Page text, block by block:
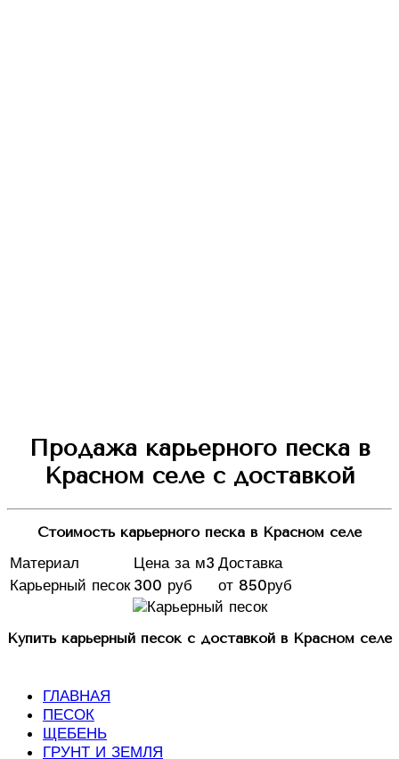
Продажа карьерного песка в
Красном селе с доставкой
Стоимость карьерного песка в Красном селе
Материал Цена за м3 Доставка
Карьерный песок 300 руб от 850руб
Купить карьерный песок с доставкой в Красном селе
ГЛАВНАЯ
ПЕСОК
ЩЕБЕНЬ
ГРУНТ И ЗЕМЛЯ